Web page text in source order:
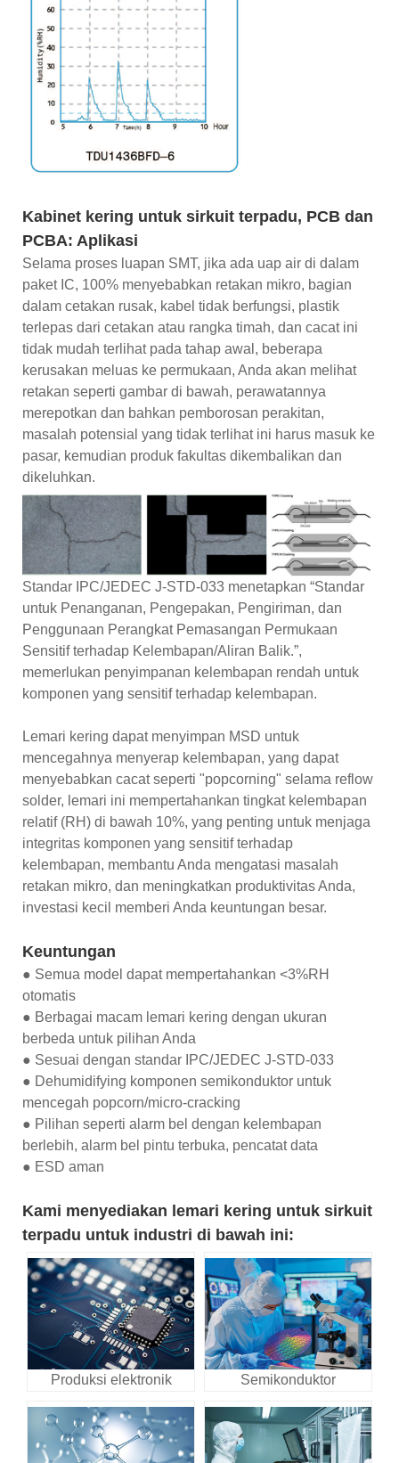
Kabinet kering untuk sirkuit terpadu, PCB dan
PCBA: Aplikasi
Selama proses luapan SMT, jika ada uap air di dalam
paket IC, 100% menyebabkan retakan mikro, bagian
dalam cetakan rusak, kabel tidak berfungsi, plastik
terlepas dari cetakan atau rangka timah, dan cacat ini
tidak mudah terlihat pada tahap awal, beberapa
kerusakan meluas ke permukaan, Anda akan melihat
retakan seperti gambar di bawah, perawatannya
merepotkan dan bahkan pemborosan perakitan,
masalah potensial yang tidak terlihat ini harus masuk ke
pasar, kemudian produk fakultas dikembalikan dan
dikeluhkan.
Standar IPC/JEDEC J-STD-033 menetapkan “Standar
untuk Penanganan, Pengepakan, Pengiriman, dan
Penggunaan Perangkat Pemasangan Permukaan
Sensitif terhadap Kelembapan/Aliran Balik.”,
memerlukan penyimpanan kelembapan rendah untuk
komponen yang sensitif terhadap kelembapan.
Lemari kering dapat menyimpan MSD untuk
mencegahnya menyerap kelembapan, yang dapat
menyebabkan cacat seperti "popcorning" selama reflow
solder, lemari ini mempertahankan tingkat kelembapan
relatif (RH) di bawah 10%, yang penting untuk menjaga
integritas komponen yang sensitif terhadap
kelembapan, membantu Anda mengatasi masalah
retakan mikro, dan meningkatkan produktivitas Anda,
investasi kecil memberi Anda keuntungan besar.
Keuntungan
● Semua model dapat mempertahankan <3%RH
otomatis
● Berbagai macam lemari kering dengan ukuran
berbeda untuk pilihan Anda
● Sesuai dengan standar IPC/JEDEC J-STD-033
● Dehumidifying komponen semikonduktor untuk
mencegah popcorn/micro-cracking
● Pilihan seperti alarm bel dengan kelembapan
berlebih, alarm bel pintu terbuka, pencatat data
● ESD aman
Kami menyediakan lemari kering untuk sirkuit
terpadu untuk industri di bawah ini:
Produksi elektronik Semikonduktor